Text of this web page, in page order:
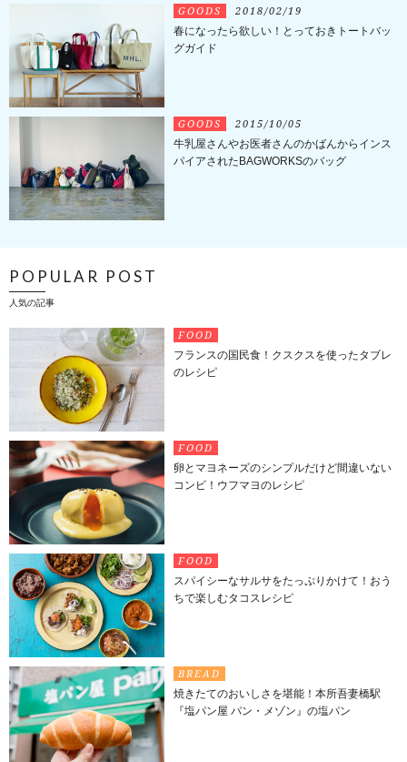
GOODS 2018/02/19
春になったら欲しい！とっておきトートバッ
グガイド
GOODS 2015/10/05
牛乳屋さんやお医者さんのかばんからインス
パイアされたBAGWORKSのバッグ
POPULAR POST
人気の記事
FOOD
フランスの国民食！クスクスを使ったタブレ
のレシピ
FOOD
卵とマヨネーズのシンプルだけど間違いない
コンビ！ウフマヨのレシピ
FOOD
スパイシーなサルサをたっぷりかけて！おう
ちで楽しむタコスレシピ
BREAD
焼きたてのおいしさを堪能！本所吾妻橋駅
『塩パン屋 パン・メゾン』の塩パン